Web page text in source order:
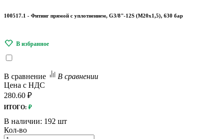
100517.1 - Фитинг прямой с уплотнением, G3/8"-12S (М20х1,5), 630 бар
В сравнение
В сравнении
Цена с НДС
280.60 ₽
ИТОГО: ₽
В наличии: 192 шт
Кол-во